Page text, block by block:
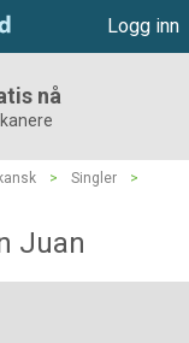
Logg inn
nå
> Singler
>
Juan